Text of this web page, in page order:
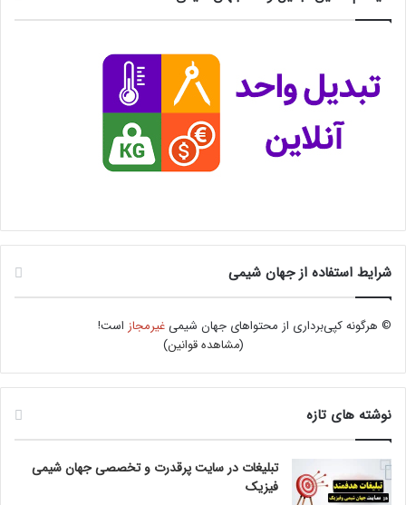
شرایط استفاده از جهان شیمی
© هرگونه کپی‌برداری از محتواهای جهان شیمیغیرمجاز است!
(مشاهده قوانین)
نوشته های تازه
تبلیغات در سایت پرقدرت و تخصصی جهان شیمی
فیزیک